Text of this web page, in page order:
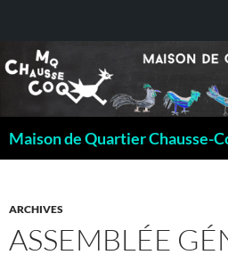
Maison de Quartier Chausse-
ARCHIVES
ASSEMBLÉE